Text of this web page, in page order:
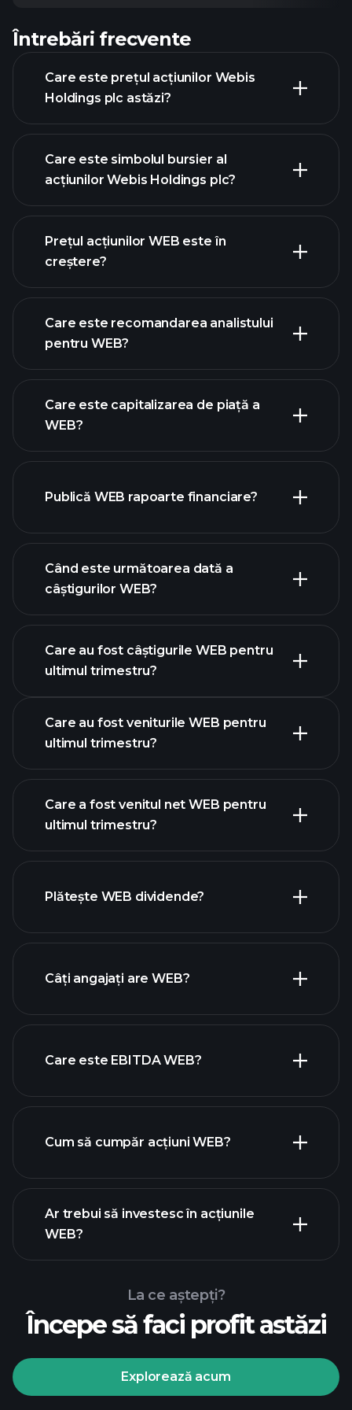
Întrebări frecvente
Care este prețul acțiunilor Webis
Holdings plc astăzi?
graficul avansat
Care este simbolul bursier al
acțiunilor Webis Holdings plc?
Prețul acțiunilor WEB este în
creștere?
graficul WEB
Care este recomandarea analistului
pentru WEB?
Care este capitalizarea de piață a
WEB?
lista noastră de acțiuni
Publică WEB rapoarte financiare?
finanțele WEB
Când este următoarea dată a
câștigurilor WEB?
Care au fost câștigurile WEB pentru
ultimul trimestru?
câștigurile WEB
Care au fost veniturile WEB pentru
ultimul trimestru?
rapoartele financiare WEB
Care a fost venitul net WEB pentru
ultimul trimestru?
rapoartele
Plătește WEB dividende?
acțiuni cu dividende mari
Câți angajați are WEB?
Care este EBITDA WEB?
rapoartele financiare
Cum să cumpăr acțiuni WEB?
Turneele
recomandat
Ar trebui să investesc în acțiunile
WEB?
La ce aștepți?
Începe să faci profit astăzi
Explorează acum